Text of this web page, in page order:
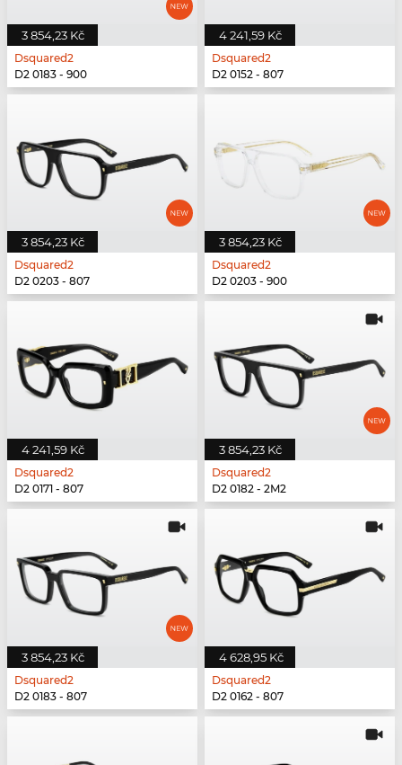
3 854,23 Kč
Dsquared2
D2 0183 - 900
4 241,59 Kč
Dsquared2
D2 0152 - 807
3 854,23 Kč
Dsquared2
D2 0203 - 807
3 854,23 Kč
Dsquared2
D2 0203 - 900
4 241,59 Kč
Dsquared2
D2 0171 - 807
3 854,23 Kč
Dsquared2
D2 0182 - 2M2
3 854,23 Kč
Dsquared2
D2 0183 - 807
4 628,95 Kč
Dsquared2
D2 0162 - 807